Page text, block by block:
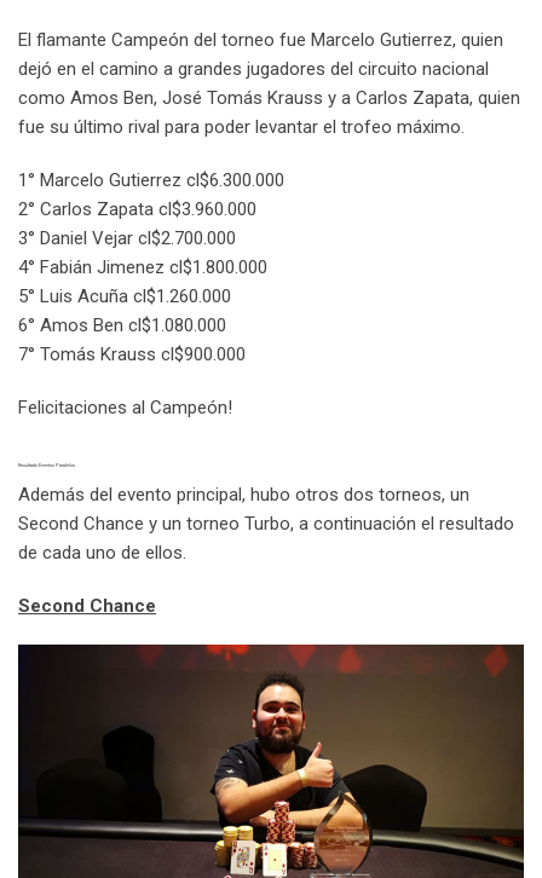
El flamante Campeón del torneo fue Marcelo Gutierrez, quien
dejó en el camino a grandes jugadores del circuito nacional
como Amos Ben, José Tomás Krauss y a Carlos Zapata, quien
fue su último rival para poder levantar el trofeo máximo.
1° Marcelo Gutierrez cl$6.300.000
2° Carlos Zapata cl$3.960.000
3° Daniel Vejar cl$2.700.000
4° Fabián Jimenez cl$1.800.000
5° Luis Acuña cl$1.260.000
6° Amos Ben cl$1.080.000
7° Tomás Krauss cl$900.000
Felicitaciones al Campeón!
Resultado Eventos Paralelos
Además del evento principal, hubo otros dos torneos, un
Second Chance y un torneo Turbo, a continuación el resultado
de cada uno de ellos.
Second Chance